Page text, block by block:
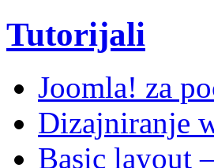
Tutorijali
Joomla! za
Dizajniranje
Basic layout